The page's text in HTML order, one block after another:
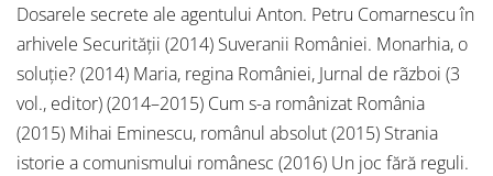
Dosarele secrete ale agentului Anton. Petru Comarnescu în
arhivele Securităţii (2014) Suveranii României. Monarhia, o
soluţie? (2014) Maria, regina României, Jurnal de rãzboi (3
vol., editor) (2014–2015) Cum s-a românizat România
(2015) Mihai Eminescu, românul absolut (2015) Strania
istorie a comunismului românesc (2016) Un joc fără reguli.